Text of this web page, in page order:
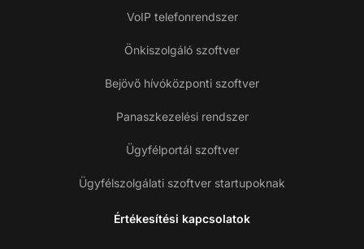
VoIP telefonrendszer
Önkiszolgáló szoftver
Bejövő hívóközponti szoftver
Panaszkezelési rendszer
Ügyfélportál szoftver
Ügyfélszolgálati szoftver startupoknak
Értékesítési kapcsolatok